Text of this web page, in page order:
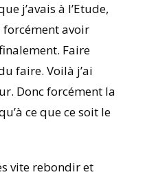
j’avais à l’Etude,
forcément avoir
Faire
faire. Voilà j’ai
Donc forcément la
ce que ce soit le
vite rebondir et